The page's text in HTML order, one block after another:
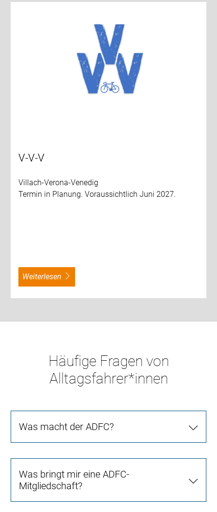
V-V-V
Villach-Verona-Venedig
Termin in Planung. Voraussichtlich Juni 2027.
weiterlesen
Häufige Fragen von
Alltagsfahrer*innen
Was macht der ADFC?
Was bringt mir eine ADFC-
Mitgliedschaft?